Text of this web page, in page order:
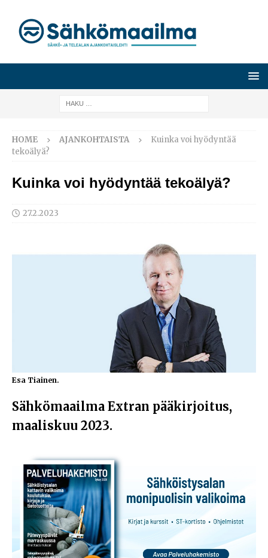
HOME AJANKOHTAISTA
Kuinka voi hyödyntää
tekoälyä?
Kuinka voi hyödyntää tekoälyä?
27.2.2023
Esa Tiainen.
Sähkömaailma Extran pääkirjoitus,
maaliskuu 2023.